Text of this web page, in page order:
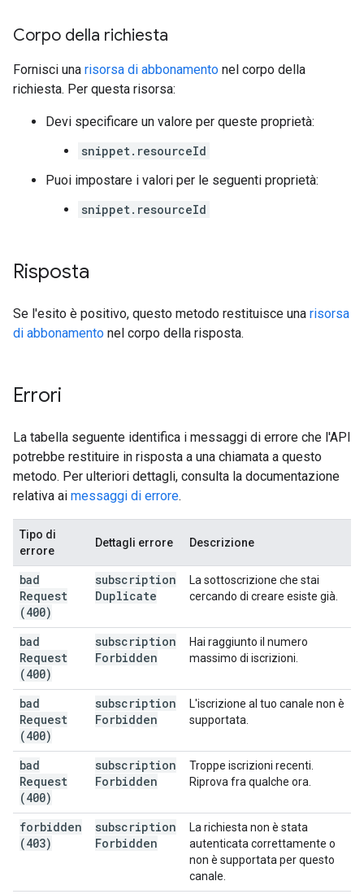
Corpo della richiesta
Fornisci una risorsa di abbonamento nel corpo della
richiesta. Per questa risorsa:
Devi specificare un valore per queste proprietà:
snippet.resourceId
Puoi impostare i valori per le seguenti proprietà:
snippet.resourceId
Risposta
Se l'esito è positivo, questo metodo restituisce una risorsa
di abbonamento nel corpo della risposta.
Errori
La tabella seguente identifica i messaggi di errore che l'API
potrebbe restituire in risposta a una chiamata a questo
metodo. Per ulteriori dettagli, consulta la documentazione
relativa ai messaggi di errore.
Tipo di
errore
Dettagli errore Descrizione
bad
Request
(400)
subscription
Duplicate
La sottoscrizione che stai
cercando di creare esiste già.
bad
Request
(400)
subscription
Forbidden
Hai raggiunto il numero
massimo di iscrizioni.
bad
Request
(400)
subscription
Forbidden
L'iscrizione al tuo canale non è
supportata.
bad
Request
(400)
subscription
Forbidden
Troppe iscrizioni recenti.
Riprova fra qualche ora.
forbidden
(403)
subscription
Forbidden
La richiesta non è stata
autenticata correttamente o
non è supportata per questo
canale.